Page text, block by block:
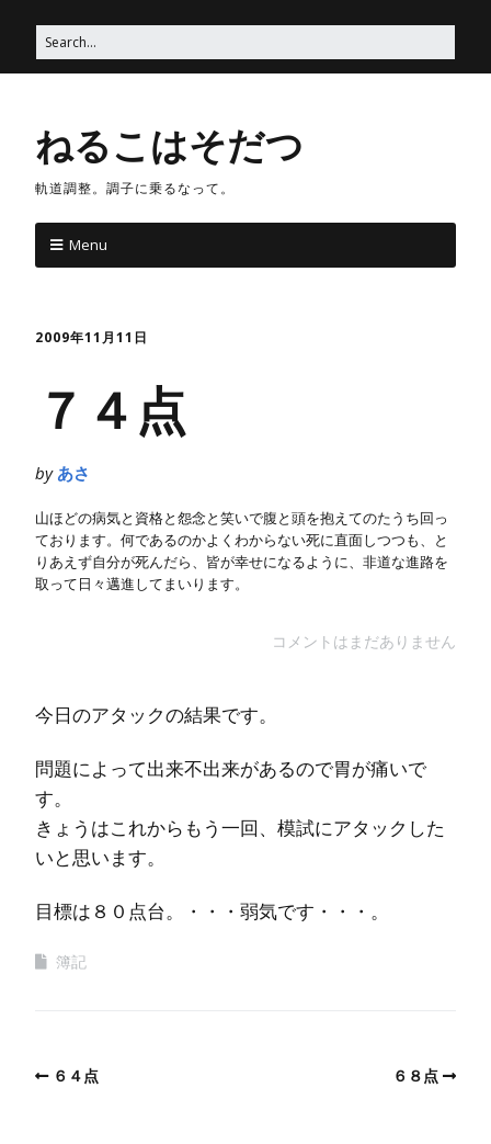
ねるこはそだつ
軌道調整。調子に乗るなって。
Menu
2009年11月11日
７４点
by あさ
山ほどの病気と資格と怨念と笑いで腹と頭を抱えてのたうち回っ
ております。何であるのかよくわからない死に直面しつつも、と
りあえず自分が死んだら、皆が幸せになるように、非道な進路を
取って日々邁進してまいります。
コメントはまだありません
今日のアタックの結果です。
問題によって出来不出来があるので胃が痛いで
す。
きょうはこれからもう一回、模試にアタックした
いと思います。
目標は８０点台。・・・弱気です・・・。
簿記
６４点 ６８点